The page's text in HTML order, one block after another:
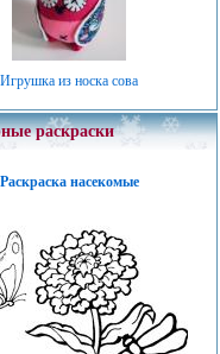
Игрушка из носка сова
раскраски
Раскраска насекомые